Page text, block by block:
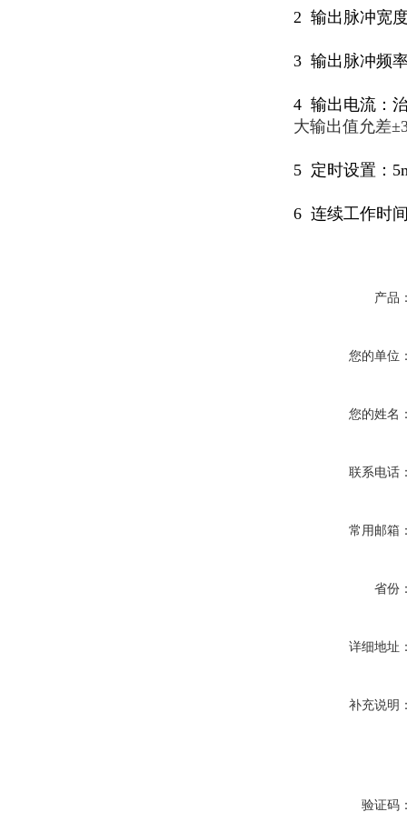
2 输出脉冲宽
3 输出脉冲频
4 输出电流：
大输出值允差
5 定时设置：
6 连续工作时
产品
您的单位
您的姓名
联系电话
常用邮箱
省份
详细地址
补充说明
验证码